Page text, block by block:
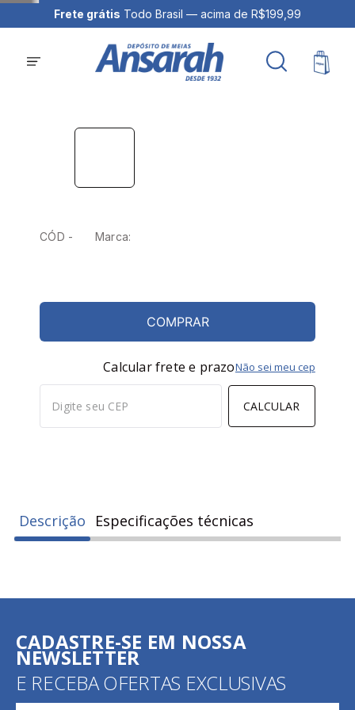
Frete grátis Todo Brasil — acima de R$199,99
CÓD - Marca:
COMPRAR
Calcular frete e prazo
CALCULAR
Não sei meu cep
Descrição Especificações técnicas
CADASTRE-SE EM NOSSA
NEWSLETTER
E RECEBA OFERTAS EXCLUSIVAS